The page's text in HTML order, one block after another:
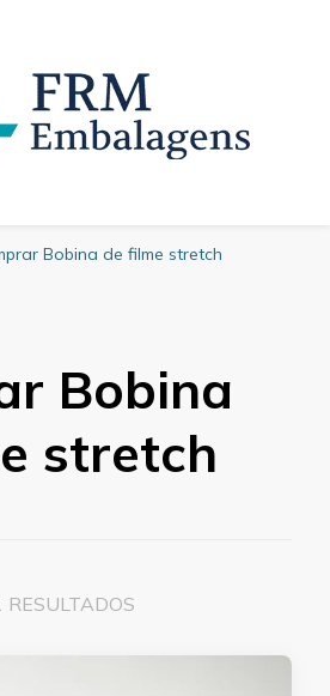
Bobina de filme stretch
Bobina
stretch